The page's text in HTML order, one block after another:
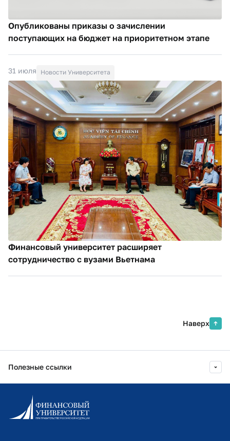
Опубликованы приказы о зачислении
поступающих на бюджет на приоритетном этапе
31 июля Новости Университета
Финансовый университет расширяет
сотрудничество с вузами Вьетнама
Наверх
Полезные ссылки
Информационно-образовательный портал
Личный кабинет поступающего